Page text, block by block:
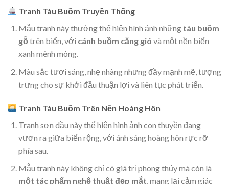
Tranh Tàu Buồm Truyền Thống
Mẫu tranh này thường thể hiện hình ảnh những tàu buồm
gỗ trên biển, với cánh buồm căng gió và một nền biển
xanh mênh mông.
Màu sắc tươi sáng, nhẹ nhàng nhưng đầy mạnh mẽ, tượng
trưng cho sự khởi đầu thuận lợi và liên tục phát triển.
Tranh Tàu Buồm Trên Nền Hoàng Hôn
Tranh sơn dầu này thể hiện hình ảnh con thuyền đang
vươn ra giữa biển rộng, với ánh sáng hoàng hôn rực rỡ
phía sau.
Mẫu tranh này không chỉ có giá trị phong thủy mà còn là
một tác phẩm nghệ thuật đẹp mắt, mang lại cảm giác